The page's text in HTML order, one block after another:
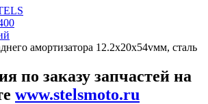
амортизатора 12.2x20x54vмм, сталь
по заказу запчастей на
www.stelsmoto.ru